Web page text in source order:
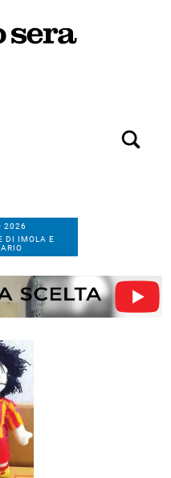
2026
DI IMOLA E